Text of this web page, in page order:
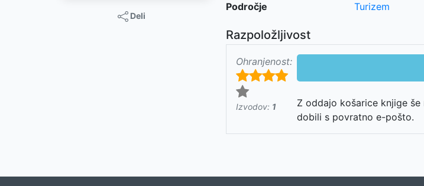
Deli
Področje
Turizem
Razpoložljivost
Ohranjenost:
Izvodov: 1
Z oddajo košarice knjige
dobili s povratno e-pošto.